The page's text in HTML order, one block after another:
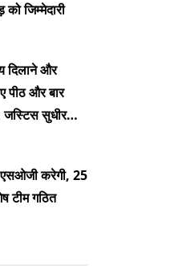
जिम्मेदारी
दिलाने और
पीठ और बार
सुधीर
करेगी, 25
टीम गठित